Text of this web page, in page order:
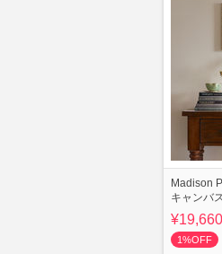
Madison
キャンバ
¥19,660
1%OFF